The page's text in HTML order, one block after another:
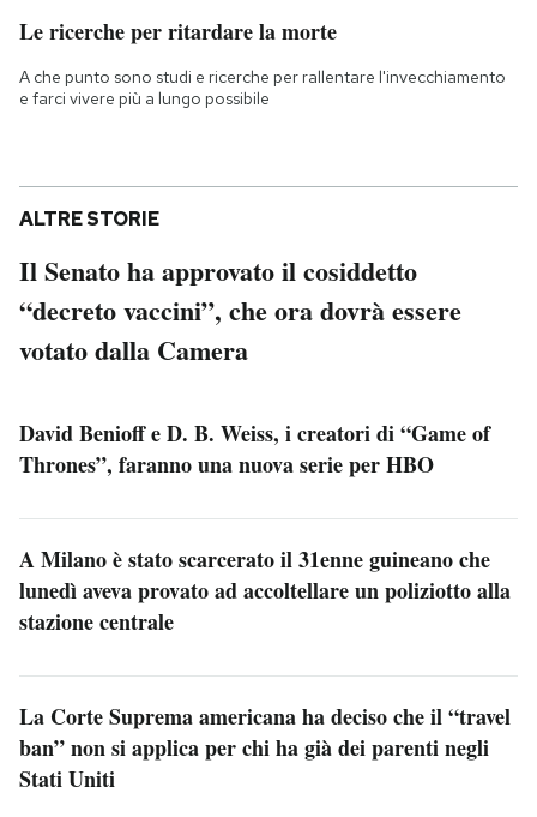
Le ricerche per ritardare la morte
A che punto sono studi e ricerche per rallentare l'invecchiamento
e farci vivere più a lungo possibile
ALTRE STORIE
Il Senato ha approvato il cosiddetto
“decreto vaccini”, che ora dovrà essere
votato dalla Camera
David Benioff e D. B. Weiss, i creatori di “Game of
Thrones”, faranno una nuova serie per HBO
A Milano è stato scarcerato il 31enne guineano che
lunedì aveva provato ad accoltellare un poliziotto alla
stazione centrale
La Corte Suprema americana ha deciso che il “travel
ban” non si applica per chi ha già dei parenti negli
Stati Uniti